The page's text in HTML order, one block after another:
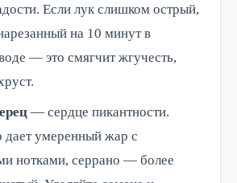
Если лук слишком острый,
на 10 минут в
— это смягчит жгучесть,
— сердце пикантности.
дает умеренный жар с
нотками, серрано — более